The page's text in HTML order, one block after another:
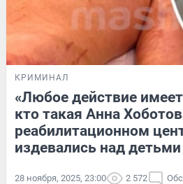
КРИМИНАЛ
«Любое действие
кто такая Анна
реабилитационном
издевались над детьми
28 ноября, 2025, 23:00 2 572